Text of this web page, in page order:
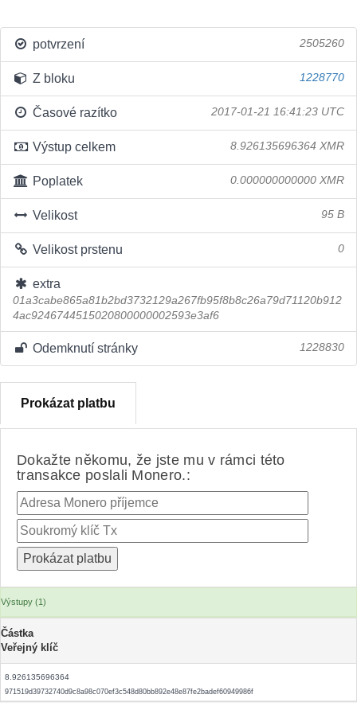
potvrzení 2505260
Z bloku 1228770
Časové razítko 2017-01-21 16:41:23 UTC
Výstup celkem 8.926135696364 XMR
Poplatek 0.000000000000 XMR
Velikost 95 B
Velikost prstenu 0
extra
01a3cabe865a81b2bd3732129a267fb95f8b8c26a79d71120b912
4ac9246744515020800000002593e3af6
Odemknutí stránky 1228830
Prokázat platbu
Dokažte někomu, že jste mu v rámci této
transakce poslali Monero.:
Výstupy (1)
Částka
Veřejný klíč
8.926135696364
971519d39732740d9c8a98c070ef3c548d80bb892e48e87fe2badef60949986f